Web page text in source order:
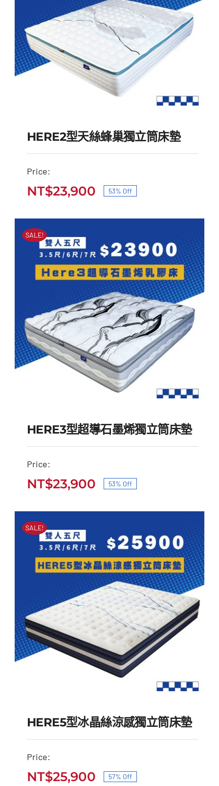
HERE2型天絲蜂巢獨立
價
格：
NT$51,000。
價
格：
NT$23,900。
HERE2型天絲蜂巢獨立筒床墊
Price:
原
始
格：
NT$51,000。
NT$23,900
目
前
格：
NT$23,900。
53% Off
SALE!
HERE3型超導石墨烯獨
價
格：
NT$51,000。
價
格：
NT$23,900。
HERE3型超導石墨烯獨立筒床墊
Price:
原
始
格：
NT$51,000。
NT$23,900
目
前
格：
NT$23,900。
53% Off
SALE!
HERE5型冰晶絲涼感獨
HERE5型冰晶絲涼感獨立筒床墊
Price:
NT$25,900 57% Off